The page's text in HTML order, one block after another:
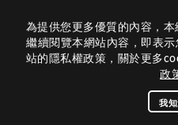
歷屆網站
關於我們
為提供您更多優質的內容，
繼續閱覽本網站內容，即表
站的隱私權政策，關於更多
政
我
最新消息